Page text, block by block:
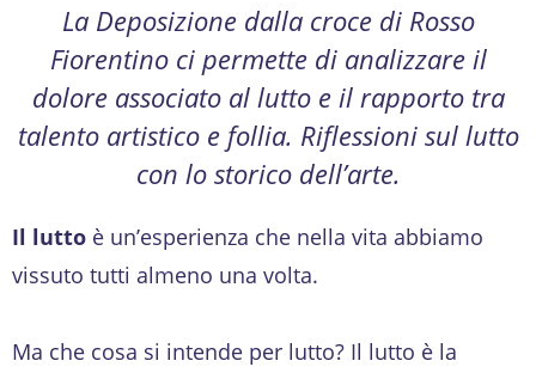
La Deposizione dalla croce di Rosso
Fiorentino ci permette di analizzare il
dolore associato al lutto e il rapporto tra
talento artistico e follia. Riflessioni sul lutto
con lo storico dell’arte.
Il lutto è un’esperienza che nella vita abbiamo
vissuto tutti almeno una volta.
Ma che cosa si intende per lutto? Il lutto è la